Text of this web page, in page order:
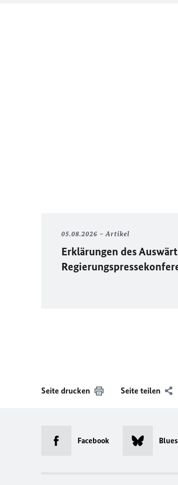
05.08.2026 Artikel
Erklärungen des
Seite drucken Seite teilen
Facebook